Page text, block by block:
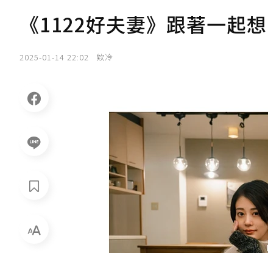
《1122好夫妻》跟著一起
2025-01-14 22:02 欸冷